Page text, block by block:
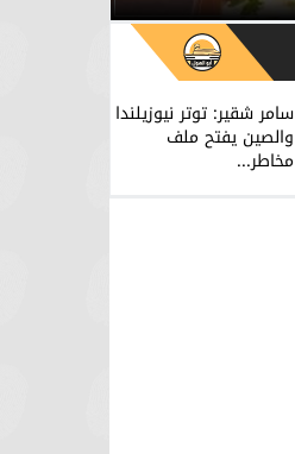
سامر شقير: توتر نيوزيلندا
والصين يفتح ملف
مخاطر...